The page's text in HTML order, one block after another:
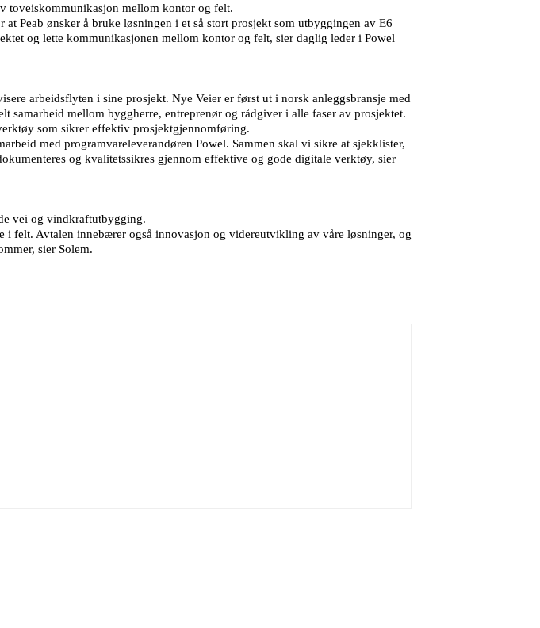
toveiskommunikasjon mellom kontor og felt.
Peab ønsker å bruke løsningen i et så stort prosjekt som utbyggingen av E6
og lette kommunikasjonen mellom kontor og felt, sier daglig leder i Powel
arbeidsflyten i sine prosjekt. Nye Veier er først ut i norsk anleggsbransje med
samarbeid mellom byggherre, entreprenør og rådgiver i alle faser av prosjektet.
som sikrer effektiv prosjektgjennomføring.
med programvareleverandøren Powel. Sammen skal vi sikre at sjekklister,
og kvalitetssikres gjennom effektive og gode digitale verktøy, sier
vei og vindkraftutbygging.
felt. Avtalen innebærer også innovasjon og videreutvikling av våre løsninger, og
sier Solem.